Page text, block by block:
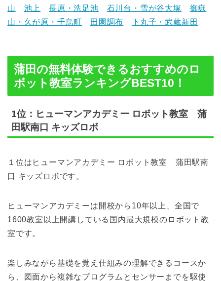
山
池上 長原・洗足池 石川台・雪が谷大塚
御嶽
山・久が原・千鳥町
田園調布 下丸子・武蔵新田
蒲田の無料体験できるおすすめのロ
ボット教室ランキングBEST10！
1位：ヒューマンアカデミー ロボット教室 蒲
田駅南口 キッズロボ
１位はヒューマンアカデミー ロボット教室 蒲田駅南
口 キッズロボです。
ヒューマンアカデミーは開校から10年以上、全国で
1600教室以上開講している国内最大規模のロボット教
室です。
楽しみながら基礎を覚え仕組みの理解できるコースか
ら、図面から複雑なプログラムとセンサーまでを駆使